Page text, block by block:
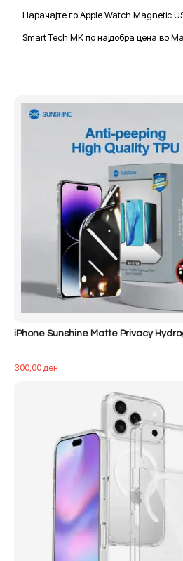
Нарачајте го Apple Watch Magnetic
Smart Tech MK по најдобра цена во
iPhone Sunshine Matte Privacy
300,00ден